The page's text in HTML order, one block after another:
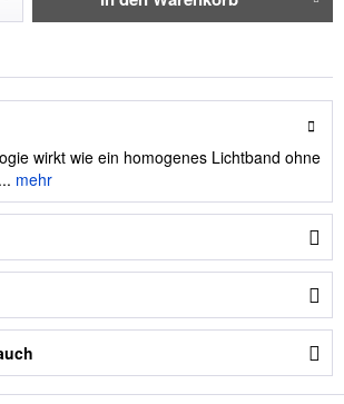
wirkt wie ein homogenes Lichtband ohne
mehr